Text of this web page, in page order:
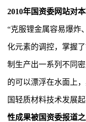
2010年国资委网站对
“克服锂金属容易爆炸
化元素的调控，掌握
制生产出一系列不同
的可以漂浮在水面上
国轻质材料技术发展
性成果被国资委报道